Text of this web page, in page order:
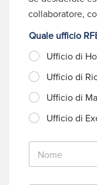
collaboratore,
Quale ufficio
Ufficio di
Ufficio di
Ufficio di
Ufficio di
N
m